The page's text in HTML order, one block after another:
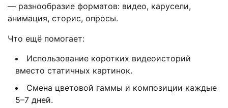
— разнообразие форматов: видео, карусели,
анимация, сторис, опросы.
Что ещё помогает:
Использование коротких видеоисторий
вместо статичных картинок.
Смена цветовой гаммы и композиции каждые
5–7 дней.